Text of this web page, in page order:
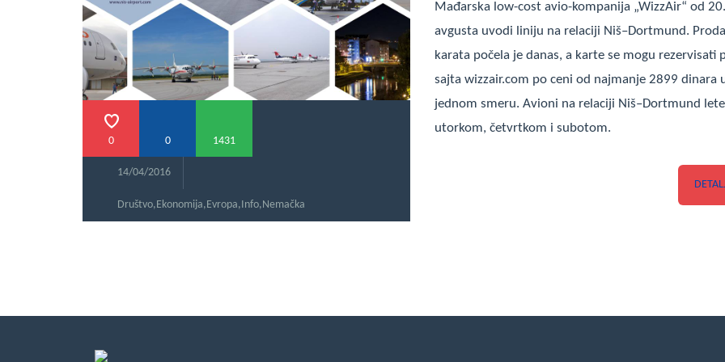
0 0 1431
14/04/2016
Društvo,Ekonomija,Evropa,Info,Nemačka
Mađarska low-cost avio-kompanija „WizzAir“ od 20.
avgusta uvodi liniju na relaciji Niš–Dortmund.
karata počela je danas, a karte se mogu rezervisati
sajta wizzair.com po ceni od najmanje 2899 dinara
jednom smeru. Avioni na relaciji Niš–Dortmund
utorkom, četvrtkom i subotom.